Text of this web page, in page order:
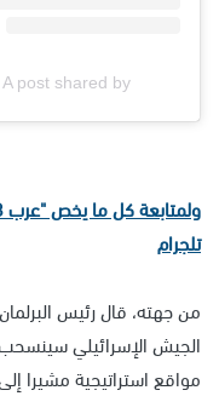
A post shared by راديو الشمس (@ashams.radio)
تلجرام
من جهته، قال رئيس البرلمان
مواقع استراتيجية مشيرا